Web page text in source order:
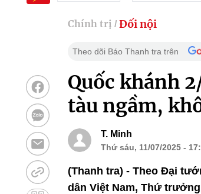
Chính trị / Đối nội
Theo dõi Báo Thanh tra trên
Quốc khánh
tàu ngầm,
T. Minh
Thứ sáu, 11/07/2025 -
(Thanh tra) - Theo Đại
dân Việt Nam, Thứ